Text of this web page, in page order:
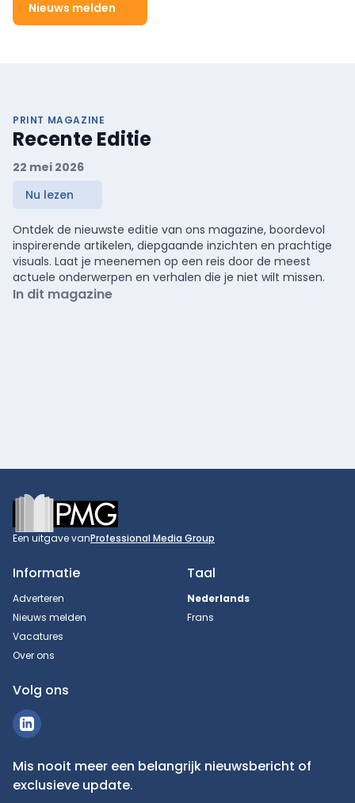
Nieuws melden
PRINT MAGAZINE
Recente Editie
22 mei 2026
Nu lezen
Ontdek de nieuwste editie van ons magazine, boordevol
inspirerende artikelen, diepgaande inzichten en prachtige
visuals. Laat je meenemen op een reis door de meest
actuele onderwerpen en verhalen die je niet wilt missen.
In dit magazine
Footer
Een uitgave vanProfessional Media Group
Informatie
Adverteren
Nieuws melden
Vacatures
Over ons
Taal
Nederlands
Frans
Volg ons
Mis nooit meer een belangrijk nieuwsbericht of
exclusieve update.